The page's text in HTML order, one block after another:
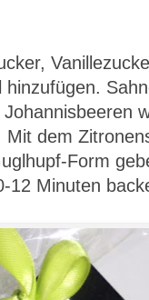
hinzufügen.
Mit dem
Form
12 Minuten